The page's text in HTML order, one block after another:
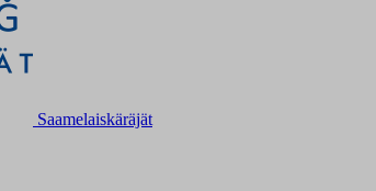
Saamelaiskäräjät